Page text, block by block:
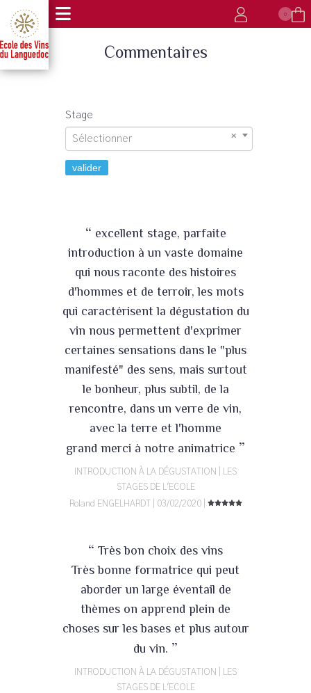
0
Commentaires
Stage
Sélectionner
valider
“ excellent stage, parfaite
introduction à un vaste domaine
qui nous raconte des histoires
d'hommes et de terroir, les mots
qui caractérisent la dégustation du
vin nous permettent d'exprimer
certaines sensations dans le "plus
manifesté" des sens, mais surtout
le bonheur, plus subtil, de la
rencontre, dans un verre de vin,
avec la terre et l'homme
grand merci à notre animatrice ”
INTRODUCTION À LA DÉGUSTATION | LES
STAGES DE L'ECOLE
Roland ENGELHARDT | 03/02/2020 |
“ Très bon choix des vins
Très bonne formatrice qui peut
aborder un large éventail de
thèmes on apprend plein de
choses sur les bases et plus autour
du vin. ”
INTRODUCTION À LA DÉGUSTATION | LES
STAGES DE L'ECOLE